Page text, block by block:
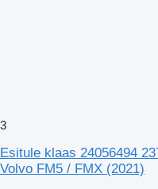
3
Esitule klaas 24056494
Volvo FM5 / FMX (2021)